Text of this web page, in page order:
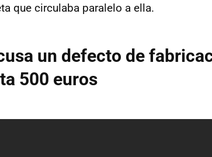
que circulaba paralelo a ella.
un defecto de
500 euros